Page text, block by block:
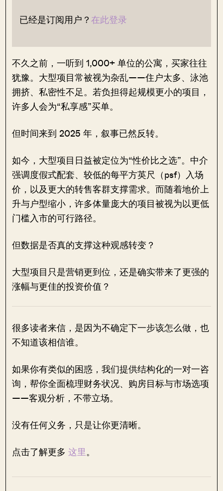
已经是订阅用户？在此登录
不久之前，一听到 1,000+ 单位的公寓，买家往往
犹豫。大型项目常被视为杂乱——住户太多、泳池
拥挤、私密性不足。若负担得起规模更小的项目，
许多人会为“私享感”买单。
但时间来到 2025 年，叙事已然反转。
如今，大型项目日益被定位为“性价比之选”。中介
强调度假式配套、较低的每平方英尺（psf）入场
价，以及更大的转售客群支撑需求。而随着地价上
升与户型缩小，许多体量庞大的项目被视为以更低
门槛入市的可行路径。
但数据是否真的支撑这种观感转变？
大型项目只是营销更到位，还是确实带来了更强的
涨幅与更佳的投资价值？
很多读者来信，是因为不确定下一步该怎么做，也
不知道该相信谁。
如果你有类似的困惑，我们提供结构化的一对一咨
询，帮你全面梳理财务状况、购房目标与市场选项
——客观分析，不带立场。
没有任何义务，只是让你更清晰。
点击了解更多这里。